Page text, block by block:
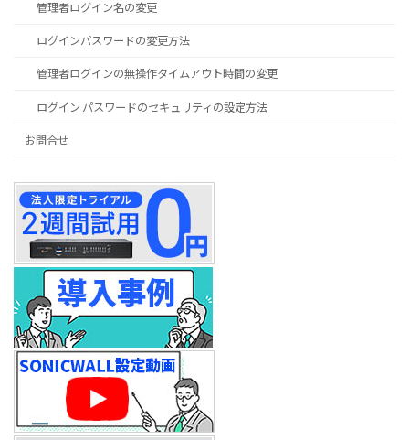
管理者ログイン名の変更
ログインパスワードの変更方法
管理者ログインの無操作タイムアウト時間の変更
ログイン パスワードのセキュリティの設定方法
お問合せ